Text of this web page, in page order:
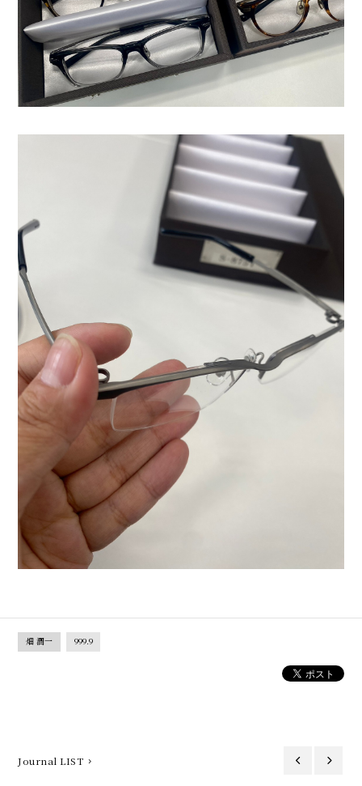
畑 潤一 999.9
Journal LIST